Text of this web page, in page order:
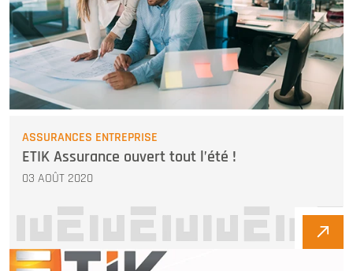
ASSURANCES ENTREPRISE
ETIK Assurance ouvert tout l’été !
03 AOÛT 2020